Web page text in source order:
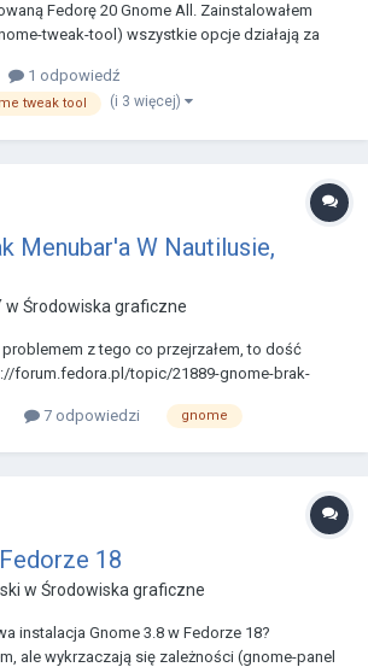
Fedorę 20 Gnome All. Zainstalowałem
tweak-tool) wszystkie opcje działają za
wskaźnik (_odrazu_ → od razu) ORT wraca na
się info.: (gno...
1 odpowiedź
tweak tool (i 3 więcej)
Menubar'a W Nautilusie,
w Środowiska graficzne
z tego co przejrzałem, to dość
forum.fedora.pl/topic/21889-gnome-brak-
powodów (np nie miałem w dconf-
7 odpowiedzi gnome
18
w Środowiska graficzne
instalacja Gnome 3.8 w Fedorze 18?
ale wykrzaczają się zależności (gnome-panel